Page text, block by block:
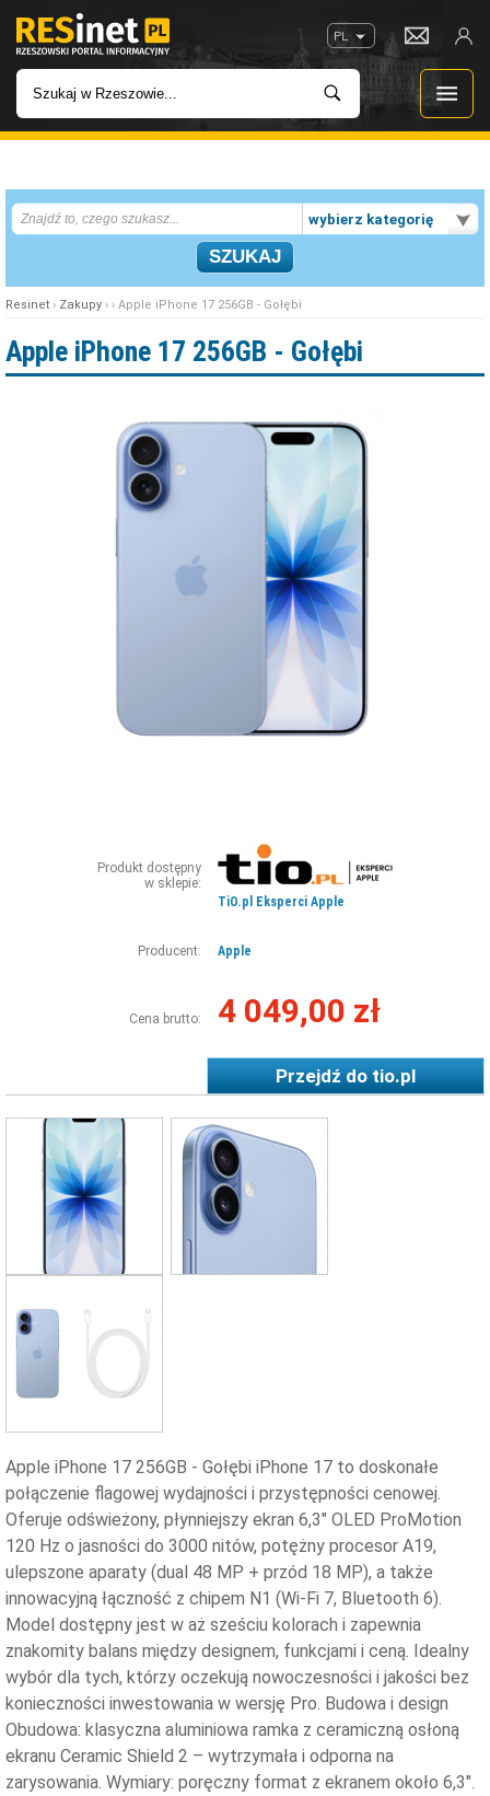
PL
INWESTYCJE
IMPREZY
ROZRYWKA
GASTRONOMIA
wybierz kategorię
Resinet › Zakupy › › Apple iPhone 17 256GB - Gołębi
Apple iPhone 17 256GB - Gołębi
Produkt dostępny
w sklepie:
TiO.pl Eksperci Apple
Producent: Apple
Cena brutto: 4 049,00 zł
Przejdź dotio.pl
Apple iPhone 17 256GB - Gołębi iPhone 17 to doskonałe
połączenie flagowej wydajności i przystępności cenowej.
Oferuje odświeżony, płynniejszy ekran 6,3″ OLED ProMotion
120 Hz o jasności do 3000 nitów, potężny procesor A19,
ulepszone aparaty (dual 48 MP + przód 18 MP), a także
innowacyjną łączność z chipem N1 (Wi-Fi 7, Bluetooth 6).
Model dostępny jest w aż sześciu kolorach i zapewnia
znakomity balans między designem, funkcjami i ceną. Idealny
wybór dla tych, którzy oczekują nowoczesności i jakości bez
konieczności inwestowania w wersję Pro. Budowa i design
Obudowa: klasyczna aluminiowa ramka z ceramiczną osłoną
ekranu Ceramic Shield 2 – wytrzymała i odporna na
zarysowania. Wymiary: poręczny format z ekranem około 6,3″.